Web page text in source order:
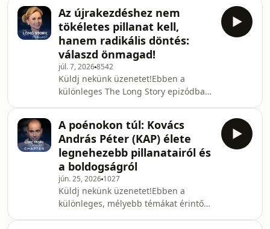
megértése
szakértőjével merülünk el az
egészségmegőrzés és a tudatos
életmód mélyebb összefüggéseiben.
Egy átfogó stratégiai audit arról,
hogyan navigáljunk az élelmiszeripar
és a modern egészségtrendek
útvesztőjében.Ákos rávilágít arra a
marketing csapdára, amelyben az
&quot;egészséges&q
Az újrakezdéshez nem
tökéletes pillanat kell,
hanem radikális döntés:
válaszd önmagad!
júl. 7, 20268542
Küldj nekünk üzenetet!Ebben a
különleges The Long Story epizódban
beszélget.Silvia nem kevesebb mint
huszonhét évet töltött el a
nagyvállalati szektorban, méghozzá
csúcsvezetői pozíciókban. Sokan
egész életükben egy ilyen stabil és
sikeres karrierről álmodoznak. Ő
azonban egy napon mégis úgy
döntött, hogy hátrahagyja az aranyka
A poénokon túl: Kovács
András Péter (KAP) élete
legnehezebb pillanatairól és
a boldogságról
jún. 25, 2026 1027
Küldj nekünk üzenetet!Ebben a
különleges, mélyebb témákat érintő